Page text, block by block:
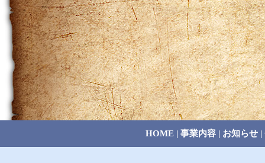
HOME| 事業内容| お知らせ|